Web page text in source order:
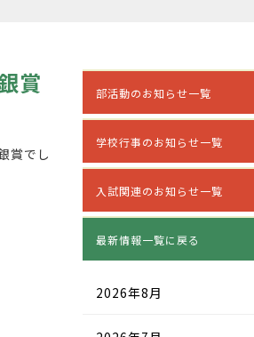
賞
賞でし
部活動のお知らせ一覧
学校行事のお知らせ一覧
入試関連のお知らせ一覧
最新情報一覧に戻る
2026年8月